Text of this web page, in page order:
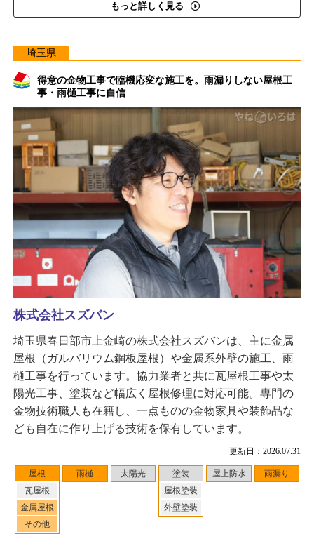
もっと詳しく見る
埼玉県
得意の金物工事で臨機応変な施工を。雨漏りしない屋根工
事・雨樋工事に自信
更新日：2026.07.31
屋根
瓦屋根
金属屋根
その他
雨樋 太陽光
塗装
屋根塗装
外壁塗装
屋上防水 雨漏り
株式会社スズバン
埼玉県春日部市上金崎の株式会社スズバンは、主に金属
屋根（ガルバリウム鋼板屋根）や金属系外壁の施工、雨
樋工事を行っています。協力業者と共に瓦屋根工事や太
陽光工事、塗装など幅広く屋根修理に対応可能。専門の
金物技術職人も在籍し、一点ものの金物家具や装飾品な
ども自在に作り上げる技術を保有しています。